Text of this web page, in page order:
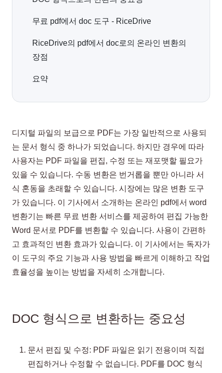
무료 pdf에서 doc 도구 - RiceDrive
RiceDrive의 pdf에서 doc로의 온라인 변환의
장점
요약
디지털 파일의 보급으로 PDF는 가장 일반적으로 사용되
는 문서 형식 중 하나가 되었습니다. 하지만 경우에 따라
사용자는 PDF 파일을 편집, 수정 또는 재포맷할 필요가
있을 수 있습니다. 수동 변환은 번거롭을 뿐만 아니라 서
식 혼동을 초래할 수 있습니다. 시장에는 많은 변환 도구
가 있습니다. 이 기사에서 소개하는 온라인 pdf에서 word
변환기는 빠른 무료 변환 서비스를 제공하여 편집 가능한
Word 문서로 PDF를 변환할 수 있습니다. 사용이 간편하
고 효과적인 변환 효과가 있습니다. 이 기사에서는 독자가
이 도구의 주요 기능과 사용 방법을 빠르게 이해하고 작업
효율성을 높이는 방법을 자세히 소개합니다.
DOC 형식으로 변환하는 중요성
문서 편집 및 수정: PDF 파일은 읽기 전용이며 직접
편집하거나 수정할 수 없습니다. PDF를 DOC 형식